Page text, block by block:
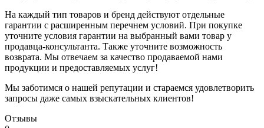
На каждый тип товаров и бренд действуют отдельные
гарантии с расширенным перечнем условий. При покупке
уточните условия гарантии на выбранный вами товар у
продавца-консультанта. Также уточните возможность
возврата. Мы отвечаем за качество продаваемой нами
продукции и предоставляемых услуг!
Мы заботимся о нашей репутации и стараемся удовлетворить
запросы даже самых взыскательных клиентов!
Отзывы